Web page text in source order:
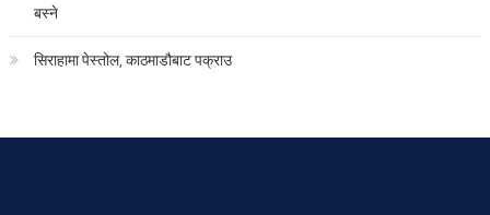
बस्ने
सिराहामा पेस्तोल, काठमाडौबाट पक्राउ